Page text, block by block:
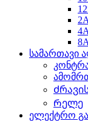
2A
4A
8A
სამართავი
Რელე
ელექტრო